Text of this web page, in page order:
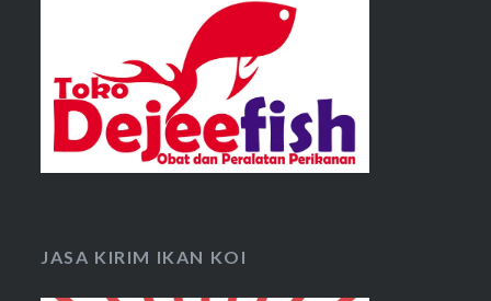
JASA KIRIM IKAN KOI